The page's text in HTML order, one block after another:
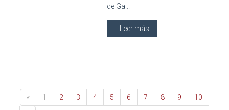
de Ga...
... Leer más.
« 1 2 3 4 5 6 7 8 9 10